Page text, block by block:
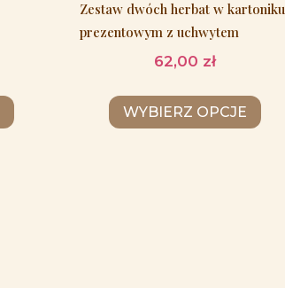
Zestaw dwóch herbat w kartoniku
prezentowym z uchwytem
62,00 zł
WYBIERZ OPCJE